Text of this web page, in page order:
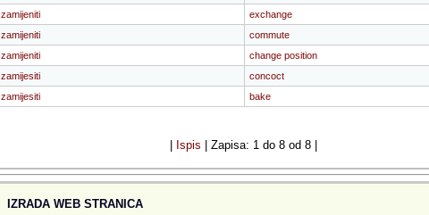
zamijeniti
exchange
zamijeniti
commute
zamijeniti
change position
zamijesiti
concoct
zamijesiti
bake
Ispis | Zapisa: 1 do 8 od 8 |
IZRADA WEB STRANICA